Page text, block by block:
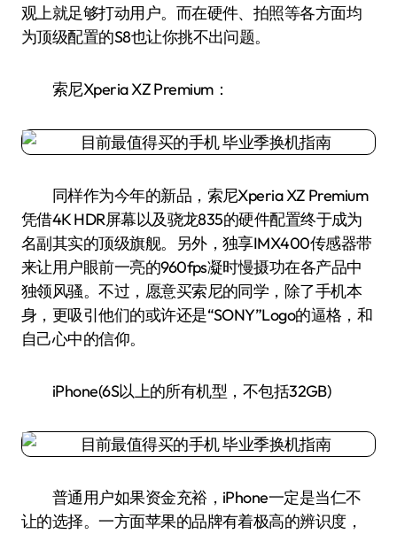
观上就足够打动用户。而在硬件、拍照等各方面均
为顶级配置的S8也让你挑不出问题。
索尼Xperia XZ Premium：
同样作为今年的新品，索尼Xperia XZ Premium
凭借4K HDR屏幕以及骁龙835的硬件配置终于成为
名副其实的顶级旗舰。另外，独享IMX400传感器带
来让用户眼前一亮的960fps凝时慢摄功在各产品中
独领风骚。不过，愿意买索尼的同学，除了手机本
身，更吸引他们的或许还是“SONY”Logo的逼格，和
自己心中的信仰。
iPhone(6S以上的所有机型，不包括32GB)
普通用户如果资金充裕，iPhone一定是当仁不
让的选择。一方面苹果的品牌有着极高的辨识度，